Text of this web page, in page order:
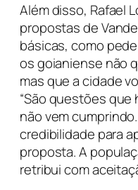
Além disso, Rafael
propostas de
básicas, como
os goianiense não
mas que a cidade
“São questões
não vem
credibilidade para
proposta. A
retribui com